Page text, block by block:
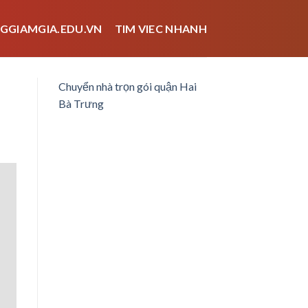
TIM VIEC NHANH
Chuyển nhà trọn gói quận Hai
Bà Trưng